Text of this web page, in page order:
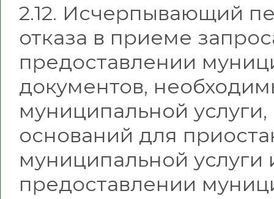
2.12. Исчерпывающий
отказа в приеме
предоставлении
документов,
муниципальной
оснований для
муниципальной услуги
предоставлении